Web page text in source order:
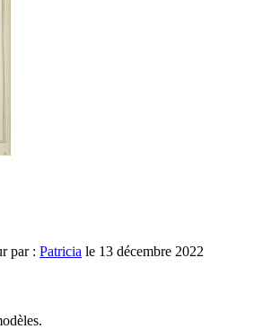
par : Patricia le 13 décembre 2022